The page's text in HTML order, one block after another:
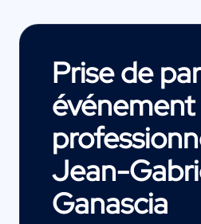
Prise de
événement
Jean-
Ganascia